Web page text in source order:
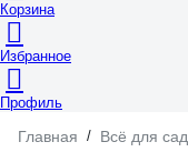
Корзина
Избранное
Профиль
Главная / Всё для